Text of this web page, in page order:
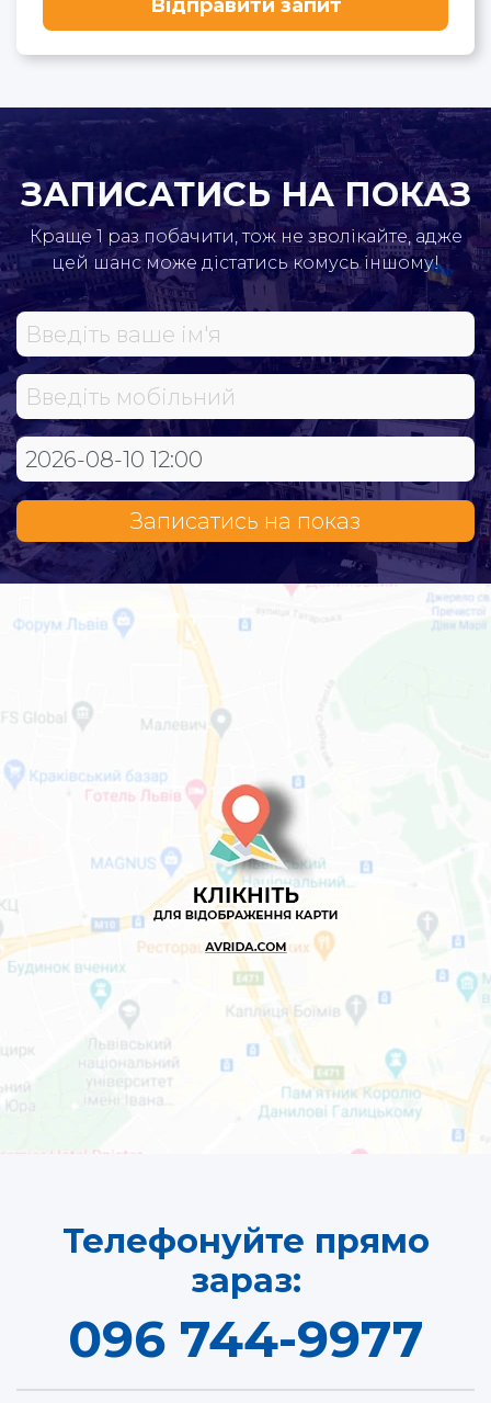
Відправити запит
ЗАПИСАТИСЬ НА ПОКАЗ
Краще 1 раз побачити, тож не зволікайте, адже
цей шанс може дістатись комусь іншому!
Записатись на показ
Телефонуйте прямо
зараз:
096 744-9977